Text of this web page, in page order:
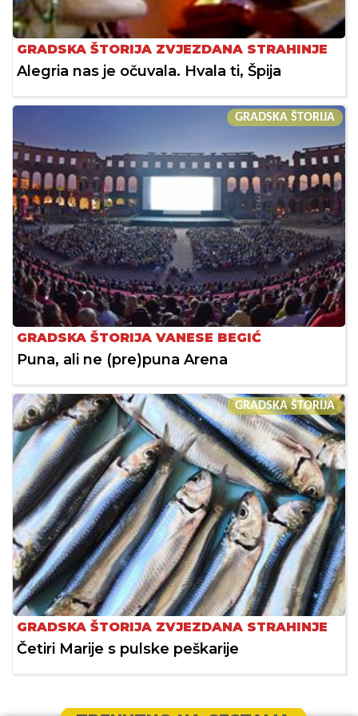
GRADSKA ŠTORIJA ZVJEZDANA STRAHINJE
Alegria nas je očuvala. Hvala ti, Špija
GRADSKA ŠTORIJA
GRADSKA ŠTORIJA VANESE BEGIĆ
Puna, ali ne (pre)puna Arena
GRADSKA ŠTORIJA
GRADSKA ŠTORIJA ZVJEZDANA STRAHINJE
Četiri Marije s pulske peškarije